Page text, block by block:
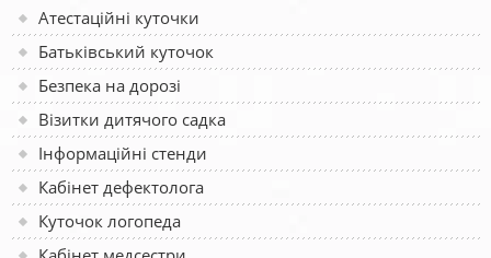
Атестаційні куточки
Батьківський куточок
Безпека на дорозі
Візитки дитячого садка
Інформаційні стенди
Кабінет дефектолога
Куточок логопеда